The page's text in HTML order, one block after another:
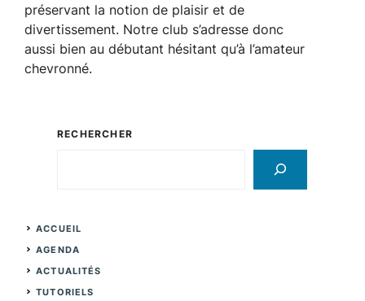
préservant la notion de plaisir et de
divertissement. Notre club s’adresse donc
aussi bien au débutant hésitant qu’à l’amateur
chevronné.
RECHERCHER
ACCUEIL
AGENDA
ACTUALITÉS
TUTORIELS